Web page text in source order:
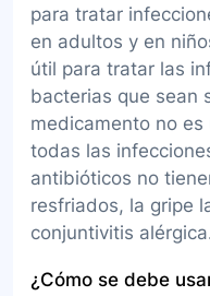
para tratar
en adultos y en
útil para tratar las
bacterias que sean
medicamento no
todas las
antibióticos no
resfriados, la gripe
conjuntivitis
¿Cómo se debe